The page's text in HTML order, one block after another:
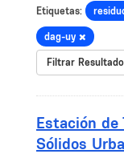
Etiquetas:
dag-uy
Filtrar
Estación de
Sólidos